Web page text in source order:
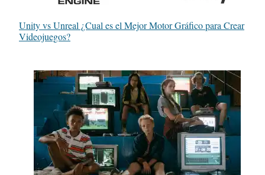
Unity vs Unreal ¿Cual es el Mejor Motor Gráfico para Crear
Videojuegos?